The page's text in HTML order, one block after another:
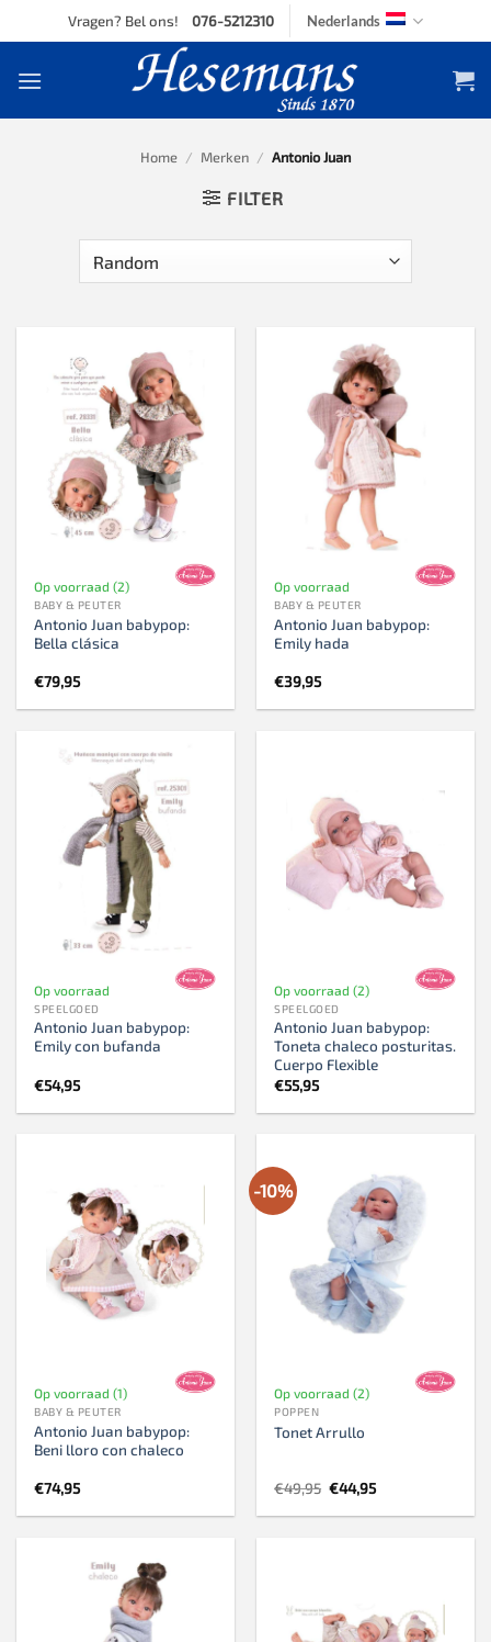
to
Vragen? Bel ons! 076-5212310 Nederlands
Home / Merken / Antonio Juan
FILTER
Op voorraad (2)
BABY & PEUTER
Antonio Juan babypop:
Bella clásica
€79,95
Op voorraad
BABY & PEUTER
Antonio Juan babypop:
Emily hada
€39,95
Op voorraad
SPEELGOED
Antonio Juan babypop:
Emily con bufanda
€54,95
Op voorraad (2)
SPEELGOED
Antonio Juan babypop:
Toneta chaleco posturitas.
Cuerpo Flexible
€55,95
Op voorraad (1)
BABY & PEUTER
Antonio Juan babypop:
Beni lloro con chaleco
€74,95
-10%
Op voorraad (2)
POPPEN
Tonet Arrullo
€49,95 Oorspronkelijke
prijs
was:
€44,95Huidige
is: